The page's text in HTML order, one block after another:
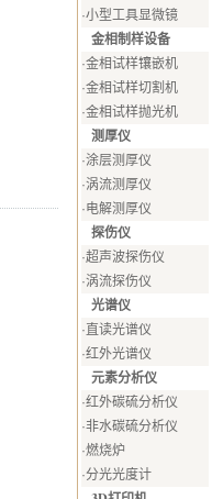
·小型工具显微镜
金相制样设备
·金相试样镶嵌机
·金相试样切割机
·金相试样抛光机
测厚仪
·涂层测厚仪
·涡流测厚仪
·电解测厚仪
探伤仪
·超声波探伤仪
·涡流探伤仪
光谱仪
· 直读光谱仪
·红外光谱仪
元素分析仪
·红外碳硫分析仪
·非水碳硫分析仪
·燃烧炉
·分光光度计